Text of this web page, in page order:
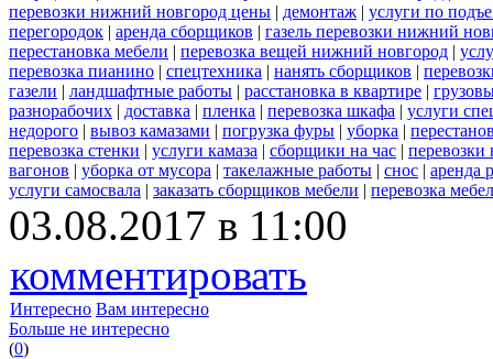
перевозки нижний новгород цены | демонтаж | услуги по
перегородок | аренда сборщиков | газель перевозки нижний
перестановка мебели | перевозка вещей нижний новгород |
перевозка пианино | спецтехника | нанять сборщиков |
газели | ландшафтные работы | расстановка в квартире |
разнорабочих | доставка | пленка | перевозка шкафа | услуги
недорого | вывоз камазами | погрузка фуры | уборка |
перевозка стенки | услуги камаза | сборщики на час | перевозки
вагонов | уборка от мусора | такелажные работы | снос | аренда
услуги самосвала | заказать сборщиков мебели | перевозка
03.08.2017 в 11:00
комментировать
Интересно Вам интересно
Больше не интересно
(0)